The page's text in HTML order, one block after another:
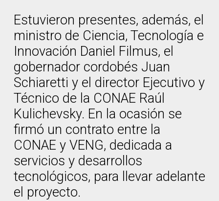
Estuvieron presentes, además, el
ministro de Ciencia, Tecnología e
Innovación Daniel Filmus, el
gobernador cordobés Juan
Schiaretti y el director Ejecutivo y
Técnico de la CONAE Raúl
Kulichevsky. En la ocasión se
firmó un contrato entre la
CONAE y VENG, dedicada a
servicios y desarrollos
tecnológicos, para llevar adelante
el proyecto.